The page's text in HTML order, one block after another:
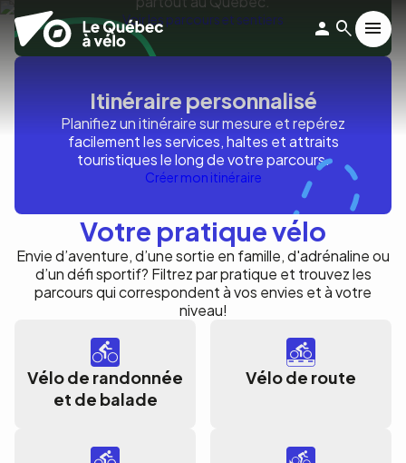
Aller
contenu
principal
Parcourez le
Québec à
vélo
Voir les parcours et sentiers
Itinéraire personnalisé
Planifiez un itinéraire sur mesure et repérez
facilement les services, haltes et attraits
touristiques le long de votre parcours.
Créer mon itinéraire
Votre pratique vélo
Envie d’aventure, d’une sortie en famille, d'adrénaline ou
d’un défi sportif? Filtrez par pratique et trouvez les
parcours qui correspondent à vos envies et à votre
niveau!
Vélo de randonnée
et de balade
Vélo de route